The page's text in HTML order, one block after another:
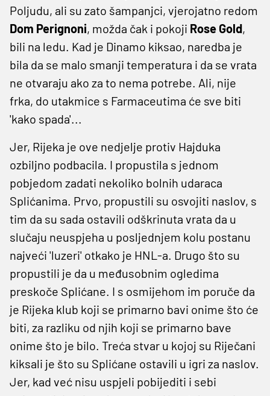
Poljudu, ali su zato šampanjci, vjerojatno redom
Dom Perignoni, možda čak i pokoji Rose Gold,
bili na ledu. Kad je Dinamo kiksao, naredba je
bila da se malo smanji temperatura i da se vrata
ne otvaraju ako za to nema potrebe. Ali, nije
frka, do utakmice s Farmaceutima će sve biti
'kako spada'...
Jer, Rijeka je ove nedjelje protiv Hajduka
ozbiljno podbacila. I propustila s jednom
pobjedom zadati nekoliko bolnih udaraca
Splićanima. Prvo, propustili su osvojiti naslov, s
tim da su sada ostavili odškrinuta vrata da u
slučaju neuspjeha u posljednjem kolu postanu
najveći 'luzeri' otkako je HNL-a. Drugo što su
propustili je da u međusobnim ogledima
preskoče Splićane. I s osmijehom im poruče da
je Rijeka klub koji se primarno bavi onime što će
biti, za razliku od njih koji se primarno bave
onime što je bilo. Treća stvar u kojoj su Riječani
kiksali je što su Splićane ostavili u igri za naslov.
Jer, kad već nisu uspjeli pobijediti i sebi